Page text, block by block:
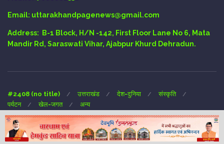
Email: uttarakhandpagenews@gmail.com
Address:
B-1 Block, H/N -142, First Floor Lane No 6, Mata
Mandir Rd, Saraswati Vihar, Ajabpur Khurd Dehradun.
#2408 (no title) उत्तराखंड देश-दुनिया
संस्कृति
पर्यटन
खेल-जगत अन्य
Copyright © 2024 UTTARAKHAND-PAGE